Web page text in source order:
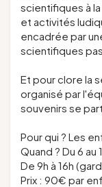
scientifiques à
et activités
encadrée par
scientifiques
Et pour clore la
organisé par
souvenirs se
Pour qui ? Les
Quand ? Du 6 au
De 9h à 16h
Prix : 90€ par